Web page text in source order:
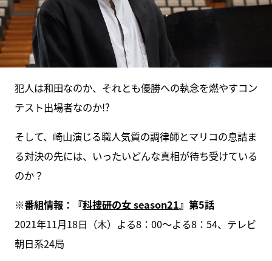
犯人は和田なのか、それとも優勝への執念を燃やすコン
テスト出場者なのか!?
そして、崎山演じる職人気質の調律師とマリコの息詰ま
る対決の先には、いったいどんな真相が待ち受けている
のか？
※番組情報：『科捜研の女 season21』第5話
2021年11月18日（木）よる8：00～よる8：54、テレビ
朝日系24局